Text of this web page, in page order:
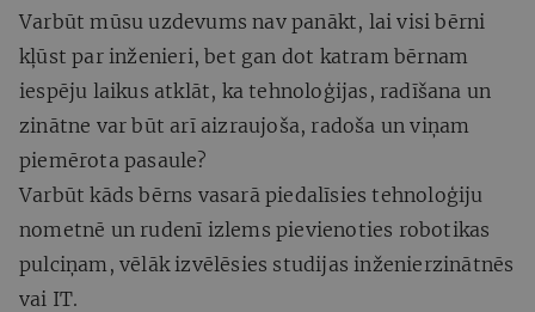
Varbūt mūsu uzdevums nav panākt, lai visi bērni
kļūst par inženieri, bet gan dot katram bērnam
iespēju laikus atklāt, ka tehnoloģijas, radīšana un
zinātne var būt arī aizraujoša, radoša un viņam
piemērota pasaule?
Varbūt kāds bērns vasarā piedalīsies tehnoloģiju
nometnē un rudenī izlems pievienoties robotikas
pulciņam, vēlāk izvēlēsies studijas inženierzinātnēs
vai IT.